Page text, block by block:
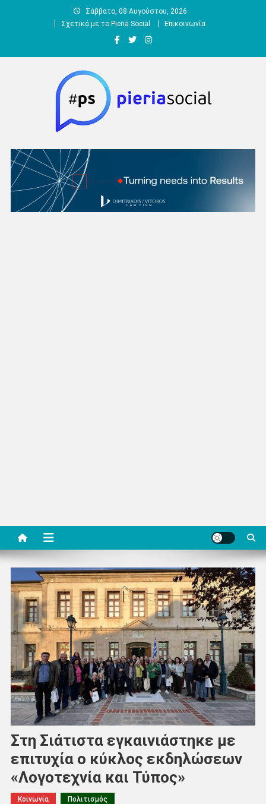
Σάββατο, 08 Αυγούστου, 2026
Σχετικά με το Pieria Social
Επικοινωνία
Pieria Social
Στη Σιάτιστα εγκαινιάστηκε με
επιτυχία ο κύκλος εκδηλώσεων
«Λογοτεχνία και Τύπος»
Κοινωνία Πολιτισμός